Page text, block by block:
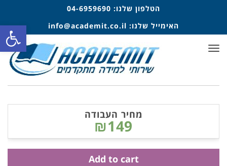
הטלפון שלנו: 04-6959690
האימייל שלנו: info@academit.co.il
תפריט
מחיר העבודה
₪149
Add to cart
פתח